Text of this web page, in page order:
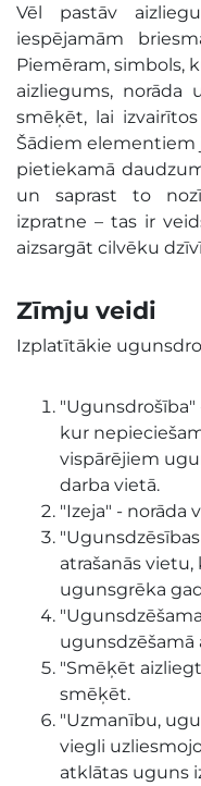
Vēl pastāv
iespējamām
Piemēram, simbols,
aizliegums, norāda
smēķēt, lai
Šādiem elementiem
pietiekamā
un saprast to
izpratne – tas ir
aizsargāt cilvēku
Zīmju veidi
Izplatītākie
"Ugunsdrošība"
kur
vispārējiem
darba vietā.
"Izeja" - norāda
atrašanās
ugunsgrēka
ugunsdzēšamā
"Smēķēt
smēķēt.
"Uzmanību,
viegli
atklātas uguns